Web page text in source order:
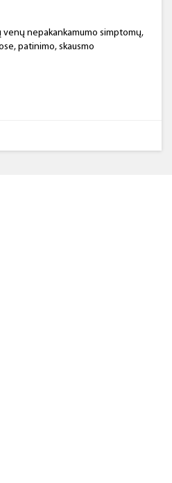
venų nepakankamumo simptomų,
patinimo, skausmo